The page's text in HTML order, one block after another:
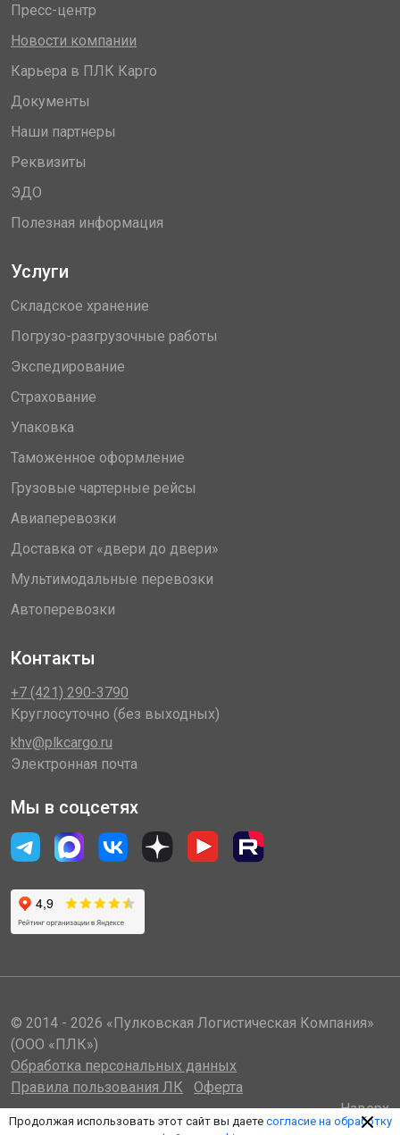
Пресс-центр
Новости компании
Карьера в ПЛК Карго
Документы
Наши партнеры
Реквизиты
ЭДО
Полезная информация
Услуги
Складское хранение
Погрузо-разгрузочные работы
Экспедирование
Страхование
Упаковка
Таможенное оформление
Грузовые чартерные рейсы
Авиаперевозки
Доставка от «двери до двери»
Мультимодальные перевозки
Автоперевозки
Контакты
+7 (421) 290-3790
Круглосуточно (без выходных)
khv@plkcargo.ru
Электронная почта
Мы в соцсетях
© 2014 - 2026 «Пулковская Логистическая Компания»
(ООО «ПЛК»)
Обработка персональных данных
Правила пользования ЛК
Оферта
Наверх
Продолжая использовать этот сайт вы даете согласие на обработку